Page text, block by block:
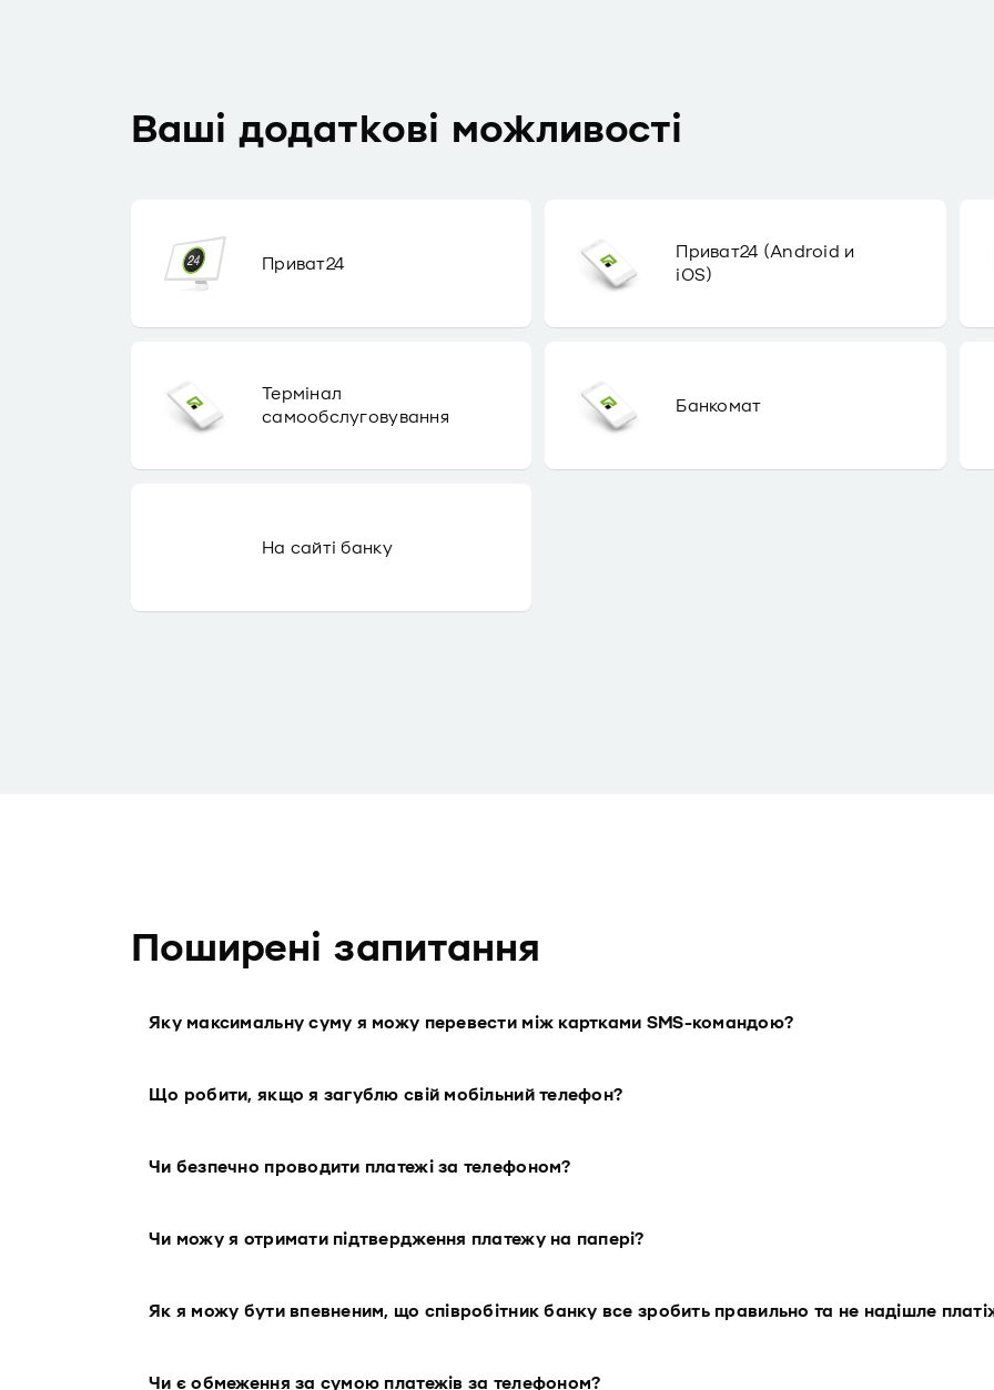
Ваші додаткові можливості
Приват24
Приват24 (Android и
iOS)
Термінал
самообслуговування
Банкомат
На сайті банку
Поширені запитання
Яку максимальну суму я можу перевести між картками SMS-командою?
Що робити, якщо я загублю свій мобільний телефон?
Чи безпечно проводити платежі за телефоном?
Чи можу я отримати підтвердження платежу на папері?
Як я можу бути впевненим, що співробітник банку все зробить правильно та не надішле
Чи є обмеження за сумою платежів за телефоном?